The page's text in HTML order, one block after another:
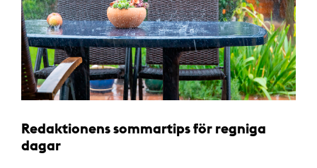
Redaktionens sommartips för regniga
dagar